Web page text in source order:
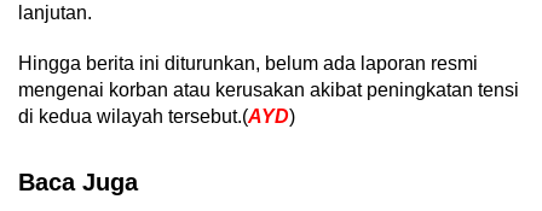
lanjutan.
Hingga berita ini diturunkan, belum ada laporan resmi
mengenai korban atau kerusakan akibat peningkatan tensi
di kedua wilayah tersebut.(AYD)
Baca Juga